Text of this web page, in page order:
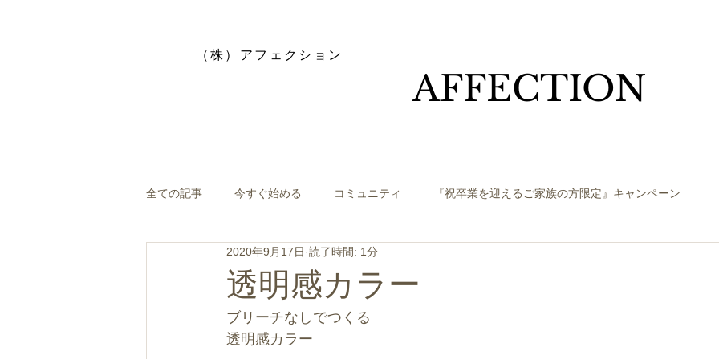
​（株）アフェクション
​AFFECTION
全ての記事 今すぐ始める コミュニティ 『祝卒業を迎えるご家族の方限定』キャンペーン
透明感カラー
2020年9月17日 読了時間: 1分
ブリーチなしでつくる
透明感カラー